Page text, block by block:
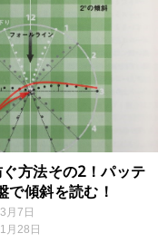
方法その2！パッテ
で傾斜を読む！
月7日
月28日